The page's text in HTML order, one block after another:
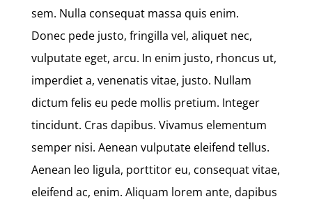
sem. Nulla consequat massa quis enim.
Donec pede justo, fringilla vel, aliquet nec,
vulputate eget, arcu. In enim justo, rhoncus ut,
imperdiet a, venenatis vitae, justo. Nullam
dictum felis eu pede mollis pretium. Integer
tincidunt. Cras dapibus. Vivamus elementum
semper nisi. Aenean vulputate eleifend tellus.
Aenean leo ligula, porttitor eu, consequat vitae,
eleifend ac, enim. Aliquam lorem ante, dapibus